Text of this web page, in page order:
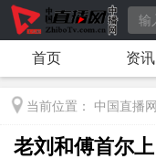
首页 资讯
当前位置： 中国直播网
老刘和傅首尔